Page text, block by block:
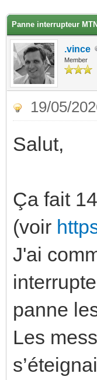
Panne interrupteur
.vince
Member
19/05/
Salut,
Ça fait
(voir
J'ai
panne
Les